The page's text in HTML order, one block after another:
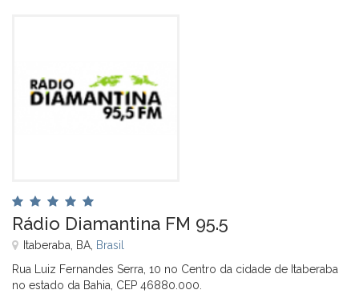
Rádio Diamantina FM 95.5
Itaberaba, BA, Brasil
Rua Luiz Fernandes Serra, 10 no Centro da cidade de Itaberaba
no estado da Bahia, CEP 46880.000.